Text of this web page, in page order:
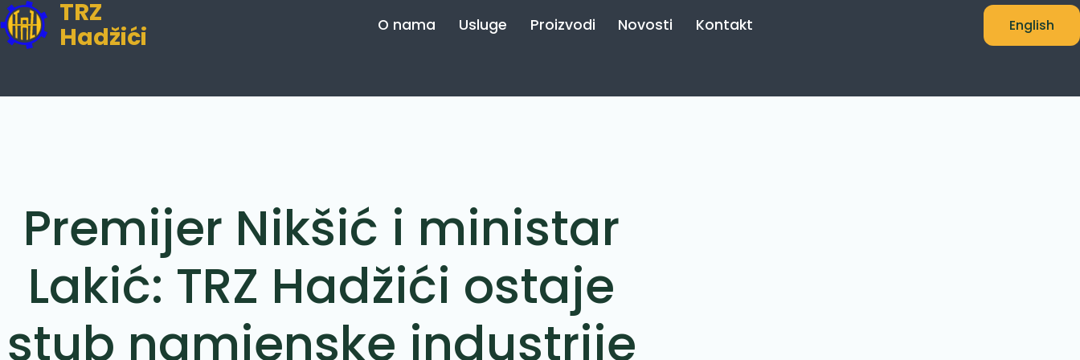
TRZ
Hadžići O nama Usluge Proizvodi Novosti Kontakt English
Premijer Nikšić i ministar
Lakić: TRZ Hadžići ostaje
stub namjenske industrije